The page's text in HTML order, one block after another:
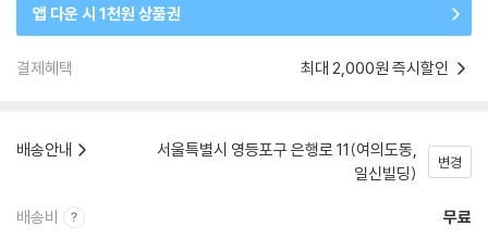
앱 다운 시 1천원 상품권
결제혜택 최대 2,000원 즉시할인
배송안내
서울특별시 영등포구 은행로 11(여의도동,
일신빌딩)
변경
배송비 무료